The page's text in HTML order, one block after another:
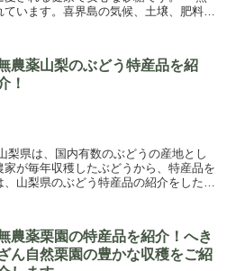
います。喜界島の気候、土壌、肥料等
農薬山梨のぶどう特産品を紹
！
梨県は、国内有数のぶどうの産地とし
が毎年収穫したぶどうから、特産品を
山梨県のぶどう特産品の紹介をしたい
農薬栗園の特産品を紹介！へき
ん自然栗園の豊かな収穫をご紹